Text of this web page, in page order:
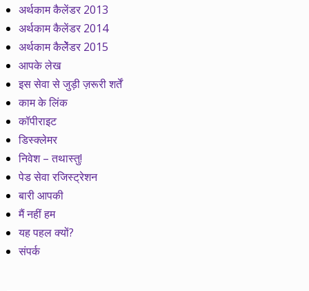
अर्थकाम कैलेंडर 2013
अर्थकाम कैलेंडर 2014
अर्थकाम कैलेेंडर 2015
आपके लेख
इस सेवा से जुड़ी ज़रूरी शर्तें
काम के लिंक
कॉपीराइट
डिस्क्लेमर
निवेश – तथास्तु!
पेड सेवा रजिस्ट्रेशन
बारी आपकी
मैं नहीं हम
यह पहल क्यों?
संपर्क